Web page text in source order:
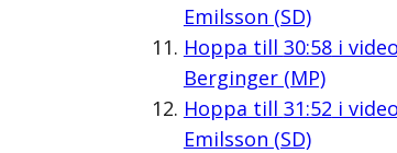
Emilsson (SD)
Hoppa till 30:58i
Berginger (MP)
Hoppa till 31:52 i
Emilsson (SD)